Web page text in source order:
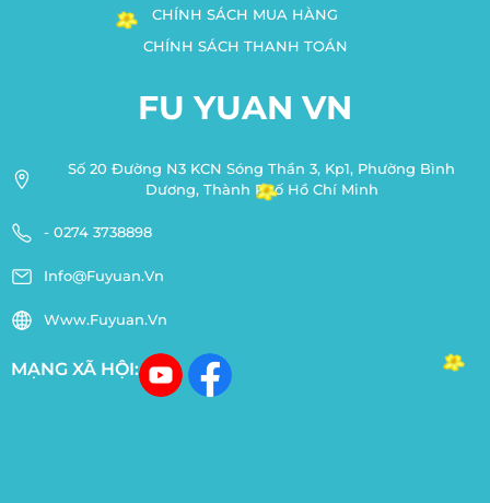
CHÍNH SÁCH MUA HÀNG
CHÍNH SÁCH THANH TOÁN
FU YUAN VN
Số 20 Đường N3 KCN Sóng Thần 3, Kp1, Phường Bình
Dương, Thành Phố Hồ Chí Minh
- 0274 3738898
Info@fuyuan.vn
Www.fuyuan.vn
MẠNG XÃ HỘI: